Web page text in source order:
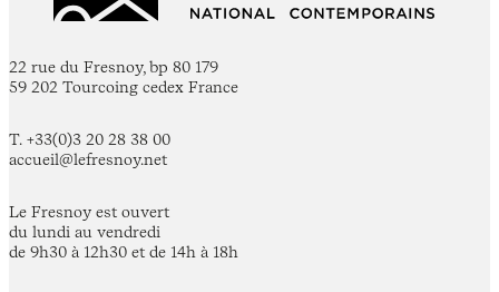
22 rue du Fresnoy, bp 80 179
59 202 Tourcoing cedex France
T. +33(0)3 20 28 38 00
accueil@lefresnoy.net
Le Fresnoy est ouvert
du lundi au vendredi
de 9h30 à 12h30 et de 14h à 18h